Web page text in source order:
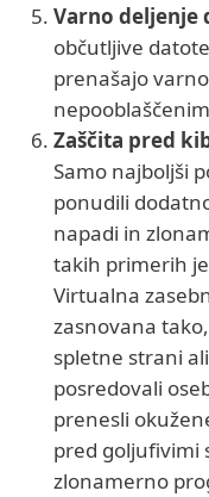
Varno deljenje
občutljive
prenašajo
Zaščita pred
Samo najboljši
ponudili
napadi in
takih primerih
Virtualna
zasnovana
spletne strani
posredovali
prenesli
pred goljufivimi
zlonamerno